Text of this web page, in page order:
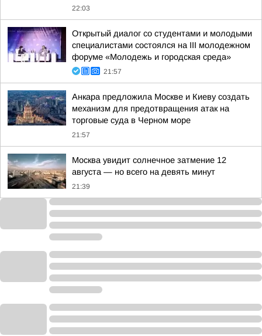
22:03
Открытый диалог со студентами и молодыми
специалистами состоялся на III молодежном
форуме «Молодежь и городская среда»
21:57
Анкара предложила Москве и Киеву создать
механизм для предотвращения атак на
торговые суда в Черном море
21:57
Москва увидит солнечное затмение 12
августа — но всего на девять минут
21:39